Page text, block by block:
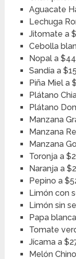
Aguacate
Lechuga
Jitomate a
Cebolla
Nopal a
Sandía a
Piña Miel a
Plátano
Plátano
Manzana
Manzana
Manzana
Toronja a
Naranja a
Pepino a
Limón con
Limón sin
Papa
Tomate
Jícama a
Melón